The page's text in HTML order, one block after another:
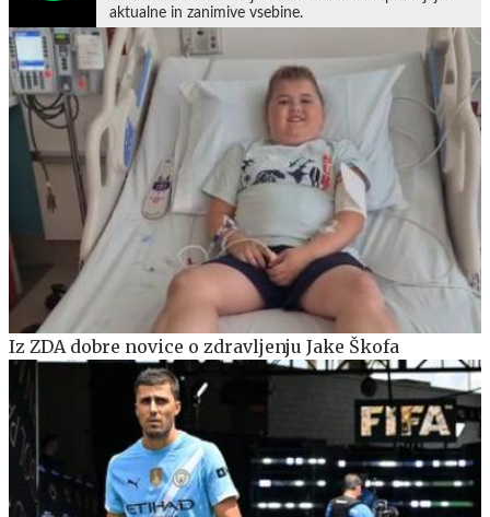
aktualne in zanimive vsebine.
Iz ZDA dobre novice o zdravljenju Jake Škofa